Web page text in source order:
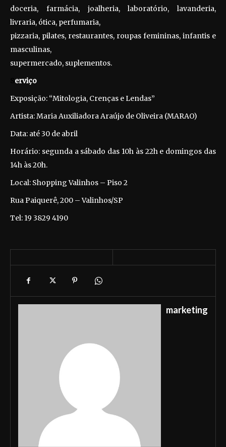
doceria, farmácia, joalheria, laboratório, lavanderia,
livraria, ótica, perfumaria,
pizzaria, pilates, restaurantes, roupas femininas, infantis e
masculinas,
supermercado, suplementos.
erviço
Exposição: “Mitologia, Crenças e Lendas”
Artista: Maria Auxiliadora Araújo de Oliveira (MARAO)
Data: até 30 de abril
Horário: segunda a sábado das 10h às 22h e domingos das
14h às 20h.
Local: Shopping Valinhos – Piso 2
Rua Paiquerê, 200 – Valinhos/SP
Tel: 19 3829 4190
marketing